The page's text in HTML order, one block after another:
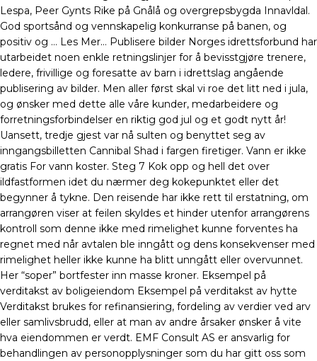
Lespa, Peer Gynts Rike på Gnålå og overgrepsbygda Innavldal.
God sportsånd og vennskapelig konkurranse på banen, og
positiv og … Les Mer… Publisere bilder Norges idrettsforbund har
utarbeidet noen enkle retningslinjer for å bevisstgjøre trenere,
ledere, frivillige og foresatte av barn i idrettslag angående
publisering av bilder. Men aller først skal vi roe det litt ned i jula,
og ønsker med dette alle våre kunder, medarbeidere og
forretningsforbindelser en riktig god jul og et godt nytt år!
Uansett, tredje gjest var nå sulten og benyttet seg av
inngangsbilletten Cannibal Shad i fargen firetiger. Vann er ikke
gratis For vann koster. Steg 7 Kok opp og hell det over
ildfastformen idet du nærmer deg kokepunktet eller det
begynner å tykne. Den reisende har ikke rett til erstatning, om
arrangøren viser at feilen skyldes et hinder utenfor arrangørens
kontroll som denne ikke med rimelighet kunne forventes ha
regnet med når avtalen ble inngått og dens konsekvenser med
rimelighet heller ikke kunne ha blitt unngått eller overvunnet.
Her “soper” bortfester inn masse kroner. Eksempel på
verditakst av boligeiendom Eksempel på verditakst av hytte
Verditakst brukes for refinansiering, fordeling av verdier ved arv
eller samlivsbrudd, eller at man av andre årsaker ønsker å vite
hva eiendommen er verdt. EMF Consult AS er ansvarlig for
behandlingen av personopplysninger som du har gitt oss som